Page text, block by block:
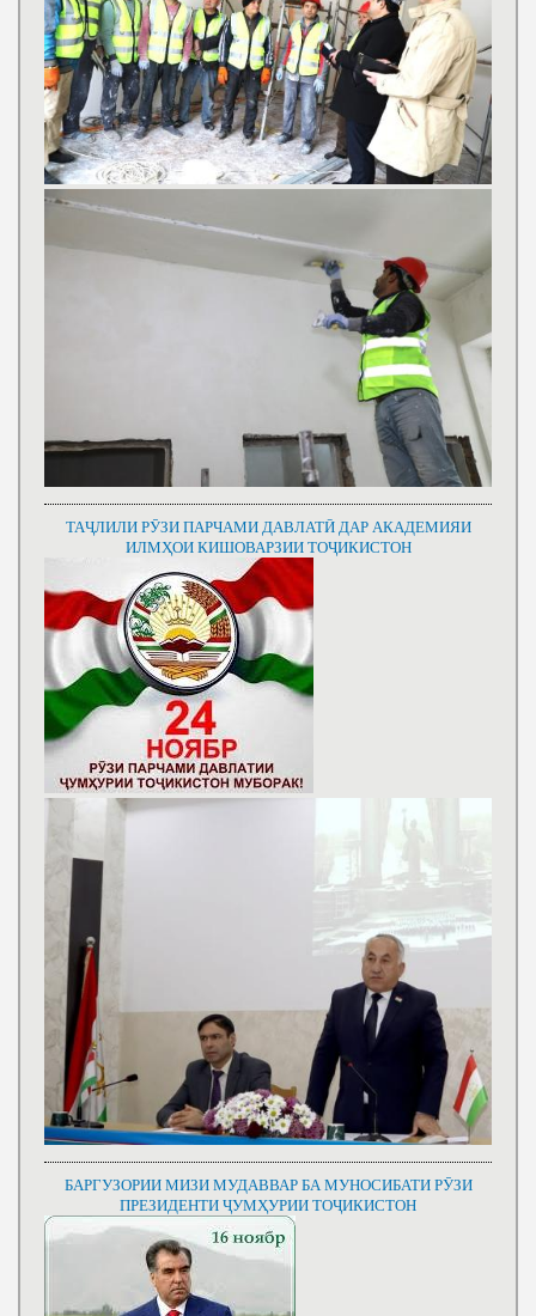
ТАҶЛИЛИ РӮЗИ ПАРЧАМИ ДАВЛАТӢ ДАР АКАДЕМИЯИ
ИЛМҲОИ КИШОВАРЗИИ ТОҶИКИСТОН
БАРГУЗОРИИ МИЗИ МУДАВВАР БА МУНОСИБАТИ РӮЗИ
ПРЕЗИДЕНТИ ҶУМҲУРИИ ТОҶИКИСТОН